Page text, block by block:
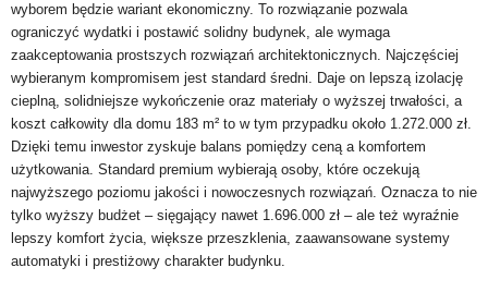
wyborem będzie wariant ekonomiczny. To rozwiązanie pozwala
ograniczyć wydatki i postawić solidny budynek, ale wymaga
zaakceptowania prostszych rozwiązań architektonicznych. Najczęściej
wybieranym kompromisem jest standard średni. Daje on lepszą izolację
cieplną, solidniejsze wykończenie oraz materiały o wyższej trwałości, a
koszt całkowity dla domu 183 m² to w tym przypadku około 1.272.000 zł.
Dzięki temu inwestor zyskuje balans pomiędzy ceną a komfortem
użytkowania. Standard premium wybierają osoby, które oczekują
najwyższego poziomu jakości i nowoczesnych rozwiązań. Oznacza to nie
tylko wyższy budżet – sięgający nawet 1.696.000 zł – ale też wyraźnie
lepszy komfort życia, większe przeszklenia, zaawansowane systemy
automatyki i prestiżowy charakter budynku.